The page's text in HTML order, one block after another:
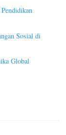
Sosial di
Global